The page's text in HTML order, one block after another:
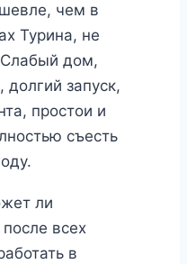
чем в
Турина, не
Слабый дом,
запуск,
простои и
съесть
ли
всех
в